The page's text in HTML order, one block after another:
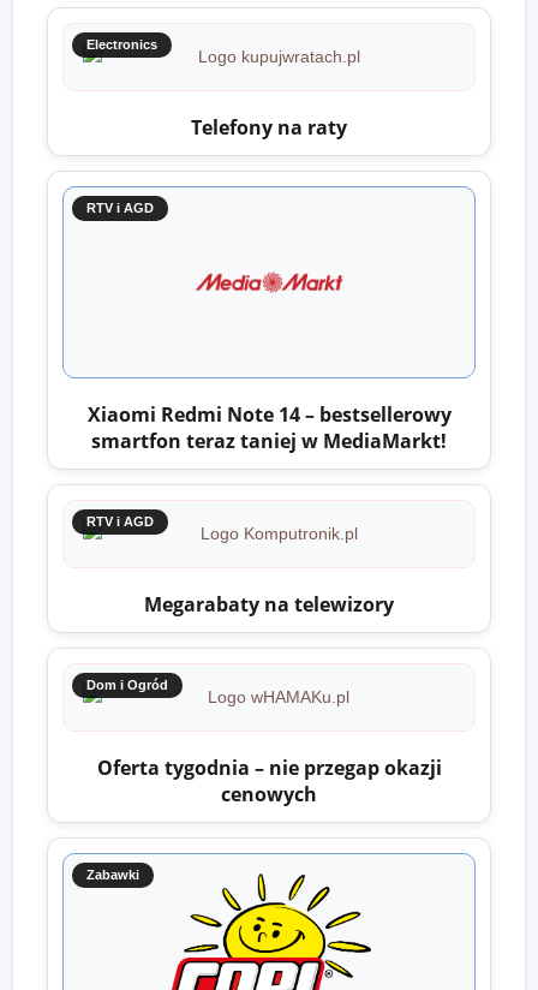
Electronics
Telefony na raty
RTV i AGD
Xiaomi Redmi Note 14 – bestsellerowy
smartfon teraz taniej w MediaMarkt!
RTV i AGD
Megarabaty na telewizory
Dom i Ogród
Oferta tygodnia – nie przegap okazji
cenowych
Zabawki